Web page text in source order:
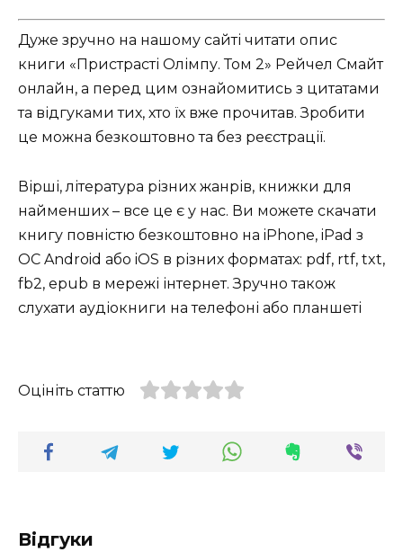
Дуже зручно на нашому сайті читати опис
книги «Пристрасті Олімпу. Том 2» Рейчел Смайт
онлайн, а перед цим ознайомитись з цитатами
та відгуками тих, хто їх вже прочитав. Зробити
це можна безкоштовно та без реєстрації.
Вірші, література різних жанрів, книжки для
найменших – все це є у нас. Ви можете скачати
книгу повністю безкоштовно на iPhone, iPad з
ОС Android або iOS в різних форматах: pdf, rtf, txt,
fb2, epub в мережі інтернет. Зручно також
слухати аудіокниги на телефоні або планшеті
Оцініть статтю
Відгуки